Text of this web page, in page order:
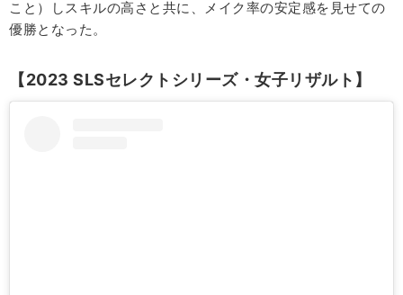
こと）しスキルの高さと共に、メイク率の安定感を見せての
優勝となった。
【2023 SLSセレクトシリーズ・女子リザルト】